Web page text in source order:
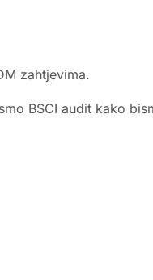
zahtjevima.
BSCI audit kako